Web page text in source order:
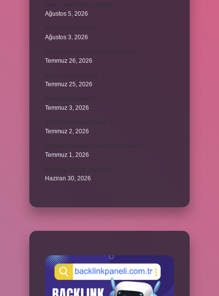
Ağustos 5, 2026
Ağustos 3, 2026
Temmuz 26, 2026
Temmuz 25, 2026
Temmuz 3, 2026
Temmuz 2, 2026
Temmuz 1, 2026
Haziran 30, 2026